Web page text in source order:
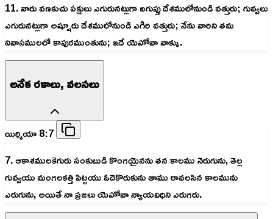
11. వారు వణకుచు పక్షులు ఎగురునట్లుగా ఐగుప్తు దేశములోనుండి వత్తురు; గువ్వలు
ఎగురునట్లుగా అష్షూరు దేశములోనుండి ఎగిరి వత్తురు; నేను వారిని తమ
నివాసములలో కాపురముంతును; ఇదే యెహోవా వాక్కు.
అనేక రకాలు, వలసలు
యిర్మియా 8:7
7. ఆకాశములకెగురు సంకుబుడి కొంగయైనను తన కాలము నెరుగును, తెల్ల
గువ్వయు మంగలకత్తి పిట్టయు ఓదెకొరుకును తాము రావలసిన కాలమును
ఎరుగును, అయితే నా ప్రజలు యెహోవా న్యాయవిధిని ఎరుగరు.